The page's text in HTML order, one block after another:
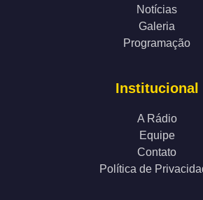
Notícias
Galeria
Programação
Institucional
A Rádio
Equipe
Contato
Política de